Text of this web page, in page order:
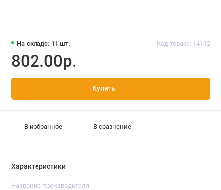
На складе: 11 шт. Код товара: 14112
802.00р.
Купить
В избранное В сравнение
Характеристики
Название производителя